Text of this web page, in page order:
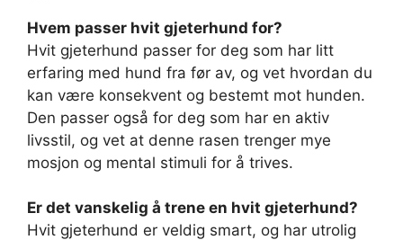
Hvem passer hvit gjeterhund for?
Hvit gjeterhund passer for deg som har litt
erfaring med hund fra før av, og vet hvordan du
kan være konsekvent og bestemt mot hunden.
Den passer også for deg som har en aktiv
livsstil, og vet at denne rasen trenger mye
mosjon og mental stimuli for å trives.
Er det vanskelig å trene en hvit gjeterhund?
Hvit gjeterhund er veldig smart, og har utrolig